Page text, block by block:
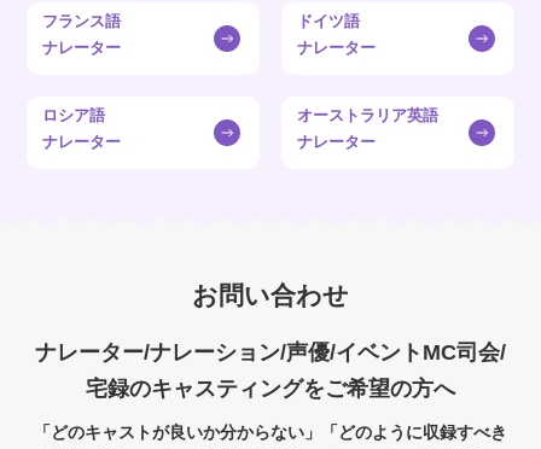
フランス語
ナレーター
ドイツ語
ナレーター
ロシア語
ナレーター
オーストラリア英語
ナレーター
お問い合わせ
ナレーター/ナレーション/声優/イベントMC司会/
宅録のキャスティングをご希望の方へ
「どのキャストが良いか分からない」「どのように収録すべき